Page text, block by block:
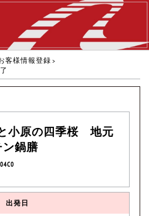
客様情報登録
小原の四季桜 地元
鍋膳
出発日